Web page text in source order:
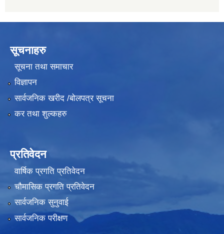
सूचनाहरु
सूचना तथा समाचार
विज्ञापन
सार्वजनिक खरीद /बोलपत्र सूचना
कर तथा शुल्कहरु
प्रतिवेदन
वार्षिक प्रगति प्रतिवेदन
चौमासिक प्रगति प्रतिवेदन
सार्वजनिक सुनुवाई
सार्वजनिक परीक्षण